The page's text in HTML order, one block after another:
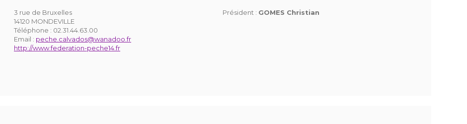
3 rue de Bruxelles
14120 MONDEVILLE
Téléphone : 02.31.44.63.00
Email : peche.calvados@wanadoo.fr
http://www.federation-peche14.fr
Président : GOMES Christian